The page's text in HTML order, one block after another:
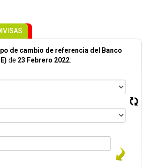
de cambio de referencia del Banco
de 23 Febrero 2022: